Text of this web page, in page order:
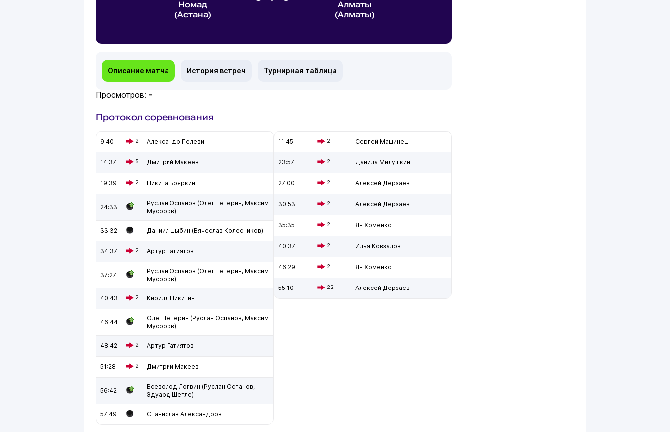
Номад
(Астана)
Алматы
(Алматы)
Описание матча История встреч Турнирная таблица
Просмотров: -
Протокол соревнования
9:40 2 Александр Пелевин
14:37 5 Дмитрий Макеев
19:39 2 Никита Бояркин
24:33
Руслан Оспанов (Олег Тетерин, Максим
Мусоров)
33:32 Даниил Цыбин (Вячеслав Колесников)
34:37 2 Артур Гатиятов
37:27
Руслан Оспанов (Олег Тетерин, Максим
Мусоров)
40:43 2 Кирилл Никитин
46:44
Олег Тетерин (Руслан Оспанов, Максим
Мусоров)
48:42 2 Артур Гатиятов
51:28 2 Дмитрий Макеев
56:42
Всеволод Логвин (Руслан Оспанов,
Эдуард Шетле)
57:49 Станислав Александров
11:45 2 Сергей Машинец
23:57 2 Данила Милушкин
27:00 2 Алексей Дерзаев
30:53 2 Алексей Дерзаев
35:35 2 Ян Хоменко
40:37 2 Илья Ковзалов
46:29 2 Ян Хоменко
55:10 22 Алексей Дерзаев